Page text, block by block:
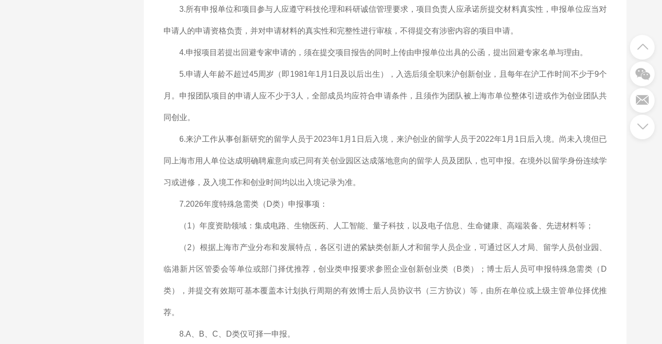
3.所有申报单位和项目参与人应遵守科技伦理和科研诚信管理要求，项目负责人应承诺所提交材料真实性，申报单位应当对
申请人的申请资格负责，并对申请材料的真实性和完整性进行审核，不得提交有涉密内容的项目申请。
4.申报项目若提出回避专家申请的，须在提交项目报告的同时上传由申报单位出具的公函，提出回避专家名单与理由。
5.申请人年龄不超过45周岁（即1981年1月1日及以后出生），入选后须全职来沪创新创业，且每年在沪工作时间不少于9个
月。申报团队项目的申请人应不少于3人，全部成员均应符合申请条件，且须作为团队被上海市单位整体引进或作为创业团队共
同创业。
6.来沪工作从事创新研究的留学人员于2023年1月1日后入境，来沪创业的留学人员于2022年1月1日后入境。尚未入境但已
同上海市用人单位达成明确聘雇意向或已同有关创业园区达成落地意向的留学人员及团队，也可申报。在境外以留学身份连续学
习或进修，及入境工作和创业时间均以出入境记录为准。
7.2026年度特殊急需类（D类）申报事项：
（1）年度资助领域：集成电路、生物医药、人工智能、量子科技，以及电子信息、生命健康、高端装备、先进材料等；
（2）根据上海市产业分布和发展特点，各区引进的紧缺类创新人才和留学人员企业，可通过区人才局、留学人员创业园、
临港新片区管委会等单位或部门择优推荐，创业类申报要求参照企业创新创业类（B类）；博士后人员可申报特殊急需类（D
类），并提交有效期可基本覆盖本计划执行周期的有效博士后人员协议书（三方协议）等，由所在单位或上级主管单位择优推
荐。
8.A、B、C、D类仅可择一申报。